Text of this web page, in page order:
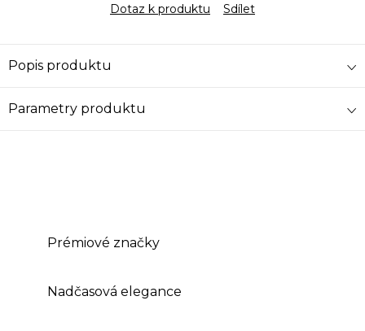
Dotaz k produktu
Sdílet
Popis produktu
Parametry produktu
Prémiové značky
Nadčasová elegance